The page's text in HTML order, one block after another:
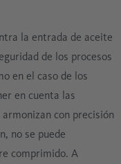
la entrada de aceite
de los procesos
en el caso de los
en cuenta las
con precisión
no se puede
comprimido. A